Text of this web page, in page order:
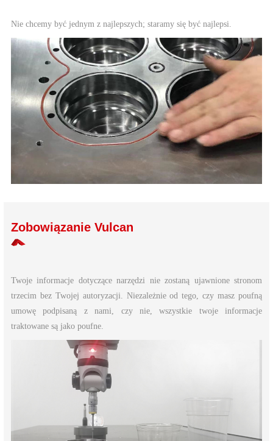
Nie chcemy być jednym z najlepszych; staramy się być najlepsi.
Zobowiązanie Vulcan
Twoje informacje dotyczące narzędzi nie zostaną ujawnione stronom
trzecim bez Twojej autoryzacji. Niezależnie od tego, czy masz poufną
umowę podpisaną z nami, czy nie, wszystkie twoje informacje
traktowane są jako poufne.